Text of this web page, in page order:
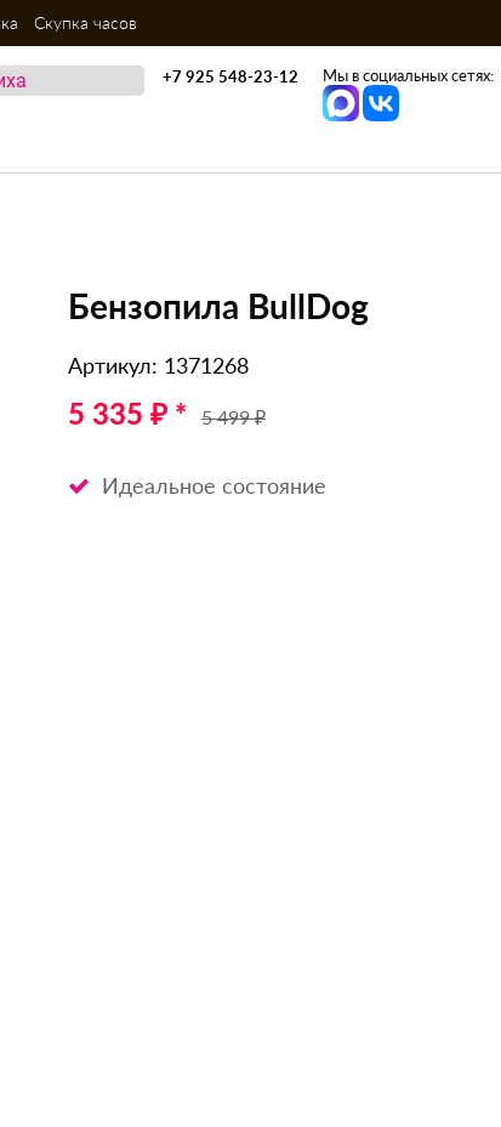
Скупка часов
+7 925 548-23-12 Мы в социальных сетях:
Бензопила BullDog
Артикул: 1371268
5 335 ₽ * 5 499 ₽
Идеальное состояние